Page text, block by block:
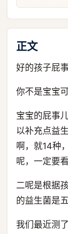
正文
好的孩子屁
你不是宝宝
宝宝的屁事
以补充点益
啊，就14种
呢，一定要
二呢是根据
的益生菌是
我们最近测